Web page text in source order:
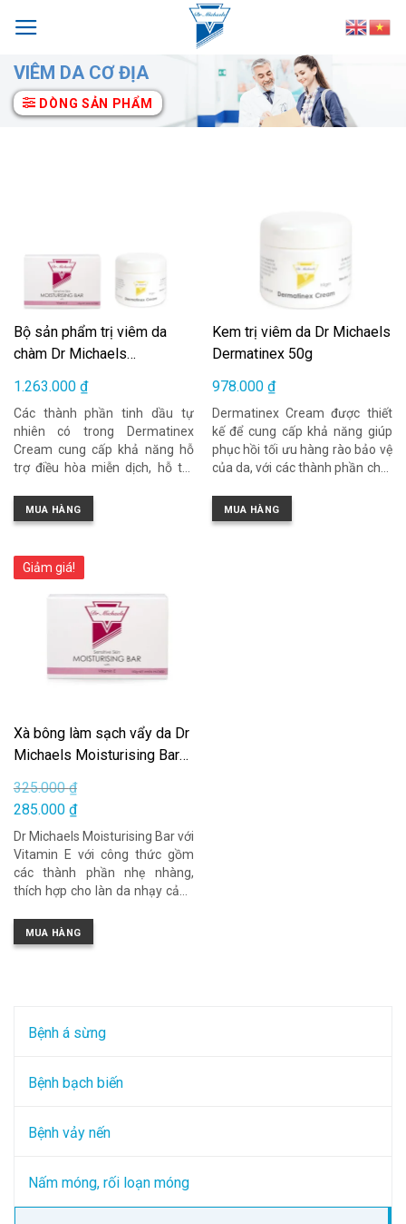
VIÊM DA CƠ ĐỊA
DÒNG SẢN PHẨM
Bệnh á sừng
Bệnh bạch biến
Bệnh vảy nến
Nấm móng, rối loạn móng
Bộ sản phẩm trị viêm da
chàm Dr Michaels
1.263.000 ₫
Các thành phần tinh dầu tự
nhiên có trong Dermatinex
Cream cung cấp khả năng hỗ
trợ điều hòa miễn dịch, hỗ trợ
chống tăng sinh tế bào sừng,
chống xơ và đóng vai trò như
MUA HÀNG
Kem trị viêm da Dr Michaels
Dermatinex 50g
978.000 ₫
Dermatinex Cream được thiết
kế để cung cấp khả năng giúp
phục hồi tối ưu hàng rào bảo vệ
của da, với các thành phần chất
da. Các thành phần hoạt chất
có tác dụng hỗ trợ kháng viêm
MUA HÀNG
Giảm giá!
Xà bông làm sạch vẩy da Dr
Michaels Moisturising Bar
325.000₫
Giá
gốc
325.000 ₫.
285.000 ₫
hiện
tại
là:
285.000 ₫.
Dr Michaels Moisturising Bar với
Vitamin E với công thức gồm
các thành phần nhẹ nhàng,
thích hợp cho làn da nhạy cảm,
mặt, hỗ trợ trong việc bổ sung
thêm các loại dầu tự nhiên cho
MUA HÀNG